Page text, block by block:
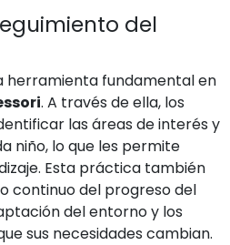
del
herramienta fundamental en
. A través de ella, los
las áreas de interés y
niño, lo que les permite
Esta práctica también
continuo del progreso del
del entorno y los
sus necesidades cambian.